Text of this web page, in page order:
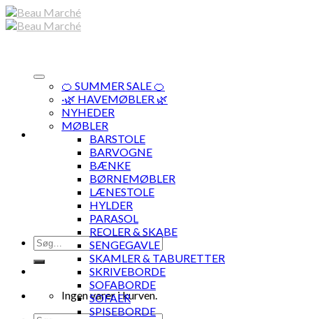
Skip
to
Søg
efter:
Ingen varer i kurven.
🍊 SUMMER SALE 🍊
·🌿 HAVEMØBLER 🌿
NYHEDER
MØBLER
BARSTOLE
BARVOGNE
BÆNKE
BØRNEMØBLER
LÆNESTOLE
HYLDER
PARASOL
REOLER & SKABE
SENGEGAVLE
SKAMLER & TABURETTER
SKRIVEBORDE
SOFABORDE
SOFAER
SPISEBORDE